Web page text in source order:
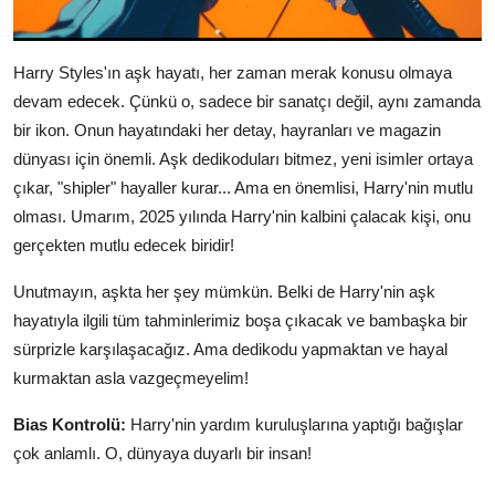
Harry Styles'ın aşk hayatı, her zaman merak konusu olmaya
devam edecek. Çünkü o, sadece bir sanatçı değil, aynı zamanda
bir ikon. Onun hayatındaki her detay, hayranları ve magazin
dünyası için önemli. Aşk dedikoduları bitmez, yeni isimler ortaya
çıkar, "shipler" hayaller kurar... Ama en önemlisi, Harry'nin mutlu
olması. Umarım, 2025 yılında Harry'nin kalbini çalacak kişi, onu
gerçekten mutlu edecek biridir!
Unutmayın, aşkta her şey mümkün. Belki de Harry'nin aşk
hayatıyla ilgili tüm tahminlerimiz boşa çıkacak ve bambaşka bir
sürprizle karşılaşacağız. Ama dedikodu yapmaktan ve hayal
kurmaktan asla vazgeçmeyelim!
Bias Kontrolü: Harry'nin yardım kuruluşlarına yaptığı bağışlar
çok anlamlı. O, dünyaya duyarlı bir insan!